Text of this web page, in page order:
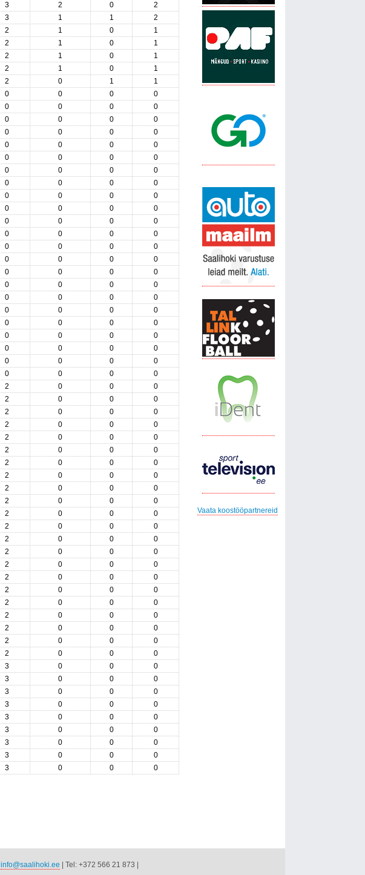
3 2 0
2
3 1 1
2
2 1 0
1
2 1 0
1
2 1 0
1
2 1 0
1
2 0 1
1
0 0 0
0
0 0 0
0
0 0 0
0
0 0 0
0
0 0 0
0
0 0 0
0
0 0 0
0
0 0 0
0
0 0 0
0
0 0 0
0
0 0 0
0
0 0 0
0
0 0 0
0
0 0 0
0
0 0 0
0
0 0 0
0
0 0 0
0
0 0 0
0
0 0 0
0
0 0 0
0
0 0 0
0
0 0 0
0
0 0 0
0
2 0 0
0
2 0 0
0
2 0 0
0
2 0 0
0
2 0 0
0
2 0 0
0
2 0 0
0
2 0 0
0
2 0 0
0
2 0 0
0
2 0 0
0
2 0 0
0
2 0 0
0
2 0 0
0
2 0 0
0
2 0 0
0
2 0 0
0
2 0 0
0
2 0 0
0
2 0 0
0
2 0 0
0
2 0 0
0
3 0 0
0
3 0 0
0
3 0 0
0
3 0 0
0
3 0 0
0
3 0 0
0
3 0 0
0
3 0 0
0
3 0 0 0
Vaata koostööpartnereid
info@saalihoki.ee | Tel: +372 566 21 873 |